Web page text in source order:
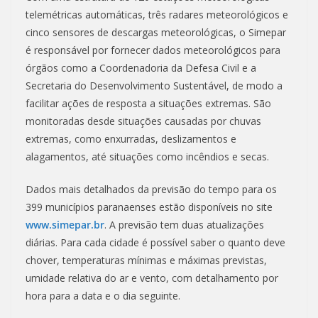
telemétricas automáticas, três radares meteorológicos e
cinco sensores de descargas meteorológicas, o Simepar
é responsável por fornecer dados meteorológicos para
órgãos como a Coordenadoria da Defesa Civil e a
Secretaria do Desenvolvimento Sustentável, de modo a
facilitar ações de resposta a situações extremas. São
monitoradas desde situações causadas por chuvas
extremas, como enxurradas, deslizamentos e
alagamentos, até situações como incêndios e secas.
Dados mais detalhados da previsão do tempo para os
399 municípios paranaenses estão disponíveis no site
www.simepar.br. A previsão tem duas atualizações
diárias. Para cada cidade é possível saber o quanto deve
chover, temperaturas mínimas e máximas previstas,
umidade relativa do ar e vento, com detalhamento por
hora para a data e o dia seguinte.